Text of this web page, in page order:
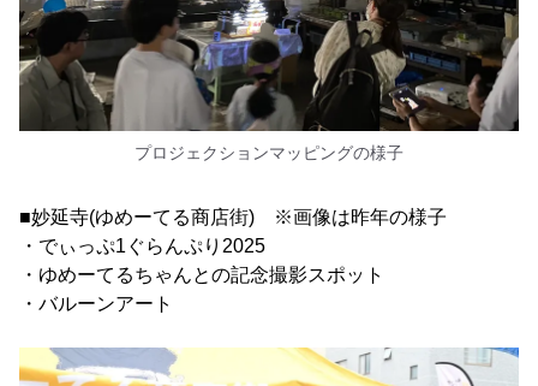
プロジェクションマッピングの様子
■妙延寺(ゆめーてる商店街) ※画像は昨年の様子
・でぃっぷ1ぐらんぷり2025
・ゆめーてるちゃんとの記念撮影スポット
・バルーンアート